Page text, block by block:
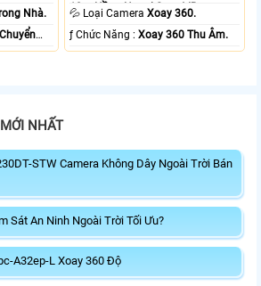
Nhà.
10m Hồng Ngoại Smart IR.
💦 Loại CameraXoay 360.
️ƒ Chức Năng :Xoay 360 Thu Âm.
NHẤT
STW Camera Không Dây Ngoài Trời Bán
Sát An Ninh Ngoài Trời Tối Ưu?
A32ep-L Xoay 360 Độ